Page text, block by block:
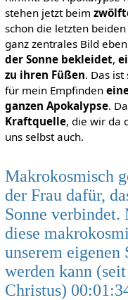
stehen jetzt beim
schon die letzten
ganz zentrales Bild eben
der Sonne bekleidet,
zu ihren Füßen. Das ist
für mein Empfinden
ganzen Apokalypse.
Kraftquelle, die wir da
uns selbst auch.
Makrokosmisch
der Frau dafür,
Sonne verbindet.
diese
unserem eigenen
werden kann
Christus)